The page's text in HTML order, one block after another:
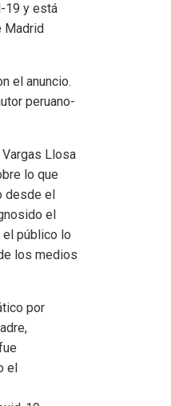
19 y está
Madrid
el anuncio.
peruano-
Llosa
lo que
desde el
el
el público lo
los medios
por
el